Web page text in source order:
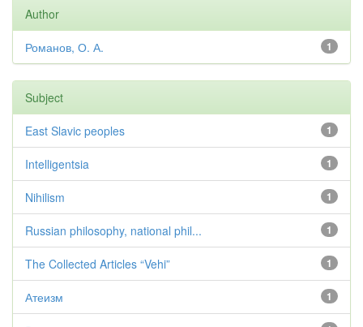
Author
1
Романов, О. А.
Subject
1
East Slavic peoples
1
Intelligentsia
1
Nihilism
1
Russian philosophy, national phil...
1
The Collected Articles “Vehi”
1
Атеизм